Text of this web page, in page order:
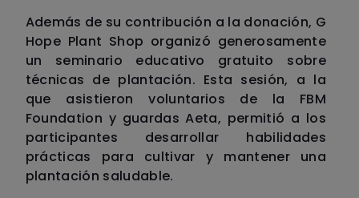
Además de su contribución a la donación, G
Hope Plant Shop organizó generosamente
un seminario educativo gratuito sobre
técnicas de plantación. Esta sesión, a la
que asistieron voluntarios de la FBM
Foundation y guardas Aeta, permitió a los
participantes desarrollar habilidades
prácticas para cultivar y mantener una
plantación saludable.